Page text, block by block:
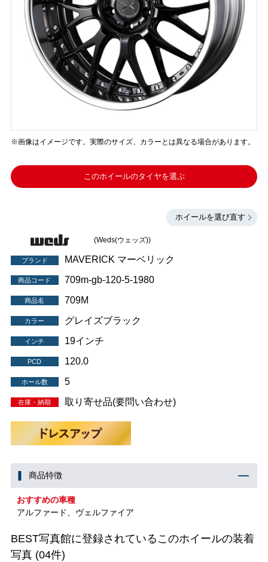
※画像はイメージです。実際のサイズ、カラーとは異なる場合があります。
このホイールのタイヤを選ぶ
ホイールを選び直す
(Weds(ウェッズ))
ブランド MAVERICK マーベリック
商品コード 709m-gb-120-5-1980
商品名 709M
カラー グレイズブラック
インチ 19インチ
PCD 120.0
ホール数 5
在庫・納期 取り寄せ品(要問い合わせ)
商品特徴
おすすめの車種
アルファード、ヴェルファイア
BEST写真館に登録されているこのホイールの装着
写真(04件)